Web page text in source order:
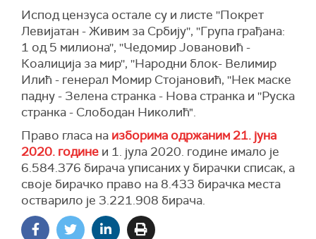
Испод цензуса остале су и листе ''Покрет
Левијатан - Живим за Србију'', ''Група грађана:
1 од 5 милиона'', ''Чедомир Јовановић -
Коалиција за мир'', ''Народни блок- Велимир
Илић - генерал Момир Стојановић, ''Нек маске
падну - Зелена странка - Нова странка и ''Руска
странка - Слободан Николић".
Право гласа на изборима одржаним 21. јуна
2020. године и 1. јула 2020. године имало је
6.584.376 бирача уписаних у бирачки списак, а
своје бирачко право на 8.433 бирачка места
остварило је 3.221.908 бирача.